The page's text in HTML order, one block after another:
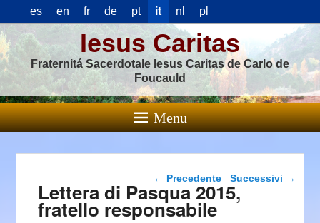
es en fr de pt it nl pl
Iesus Caritas
Fraternitá Sacerdotale Iesus Caritas de Carlo de
Foucauld
Menu
Navigazione articolo
← Precedente Successivi →
Lettera di Pasqua 2015,
fratello responsabile